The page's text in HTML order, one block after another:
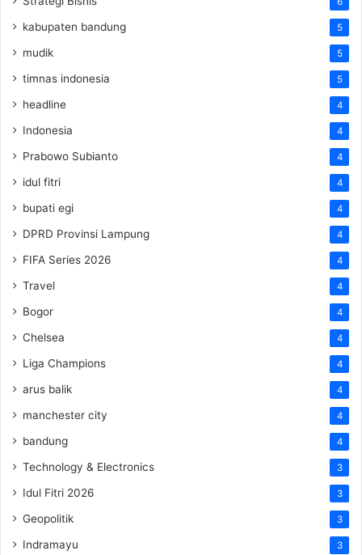
kabupaten bandung 5
mudik 5
timnas indonesia 5
headline 4
Indonesia 4
Prabowo Subianto 4
idul fitri 4
bupati egi 4
DPRD Provinsi Lampung 4
FIFA Series 2026 4
Travel 4
Bogor 4
Chelsea 4
Liga Champions 4
arus balik 4
manchester city 4
bandung 4
Technology & Electronics 3
Idul Fitri 2026 3
Geopolitik 3
Indramayu 3